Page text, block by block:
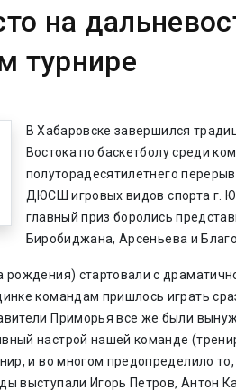
на
турнире
В Хабаровске завершился
Востока по баскетболу среди
полуторадесятилетнего
ДЮСШ игровых видов спорта г.
главный приз боролись
Биробиджана, Арсеньева и
рождения) стартовали с
командам пришлось играть
Приморья все же были
настрой нашей команде
и во многом предопределило
выступали Игорь Петров, Антон